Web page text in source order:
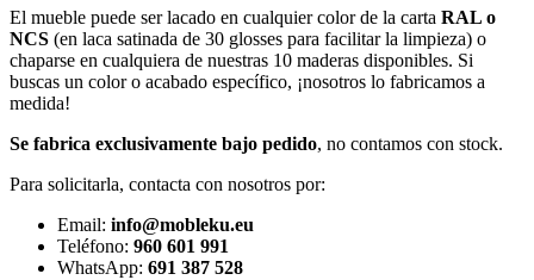
El mueble puede ser lacado en cualquier color de la carta RAL o
NCS (en laca satinada de 30 glosses para facilitar la limpieza) o
chaparse en cualquiera de nuestras 10 maderas disponibles. Si
buscas un color o acabado específico, ¡nosotros lo fabricamos a
medida!
Se fabrica exclusivamente bajo pedido, no contamos con stock.
Para solicitarla, contacta con nosotros por:
Email: info@mobleku.eu
Teléfono: 960 601 991
WhatsApp: 691 387 528